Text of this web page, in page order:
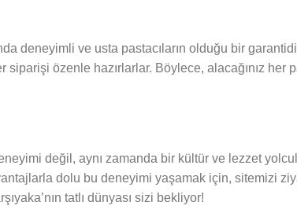
deneyimli ve usta pastacıların olduğu bir
siparişi özenle hazırlarlar. Böylece, alacağınız
değil, aynı zamanda bir kültür ve lezzet
dolu bu deneyimi yaşamak için, sitemizi
tatlı dünyası sizi bekliyor!